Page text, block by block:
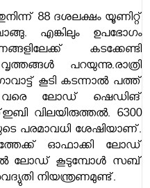
88 ദശലക്ഷം യൂണിറ്റ്
എങ്കിലും ഉപഭോഗം
കടക്കേണ്ടി
പറയുന്നു.രാത്രി
കൂടി കടന്നാൽ പത്ത്
വരെ ലോഡ് ഷെഡിങ്
വിലയിരുത്തൽ. 6300
പരമാവധി ശേഷിയാണ്.
ഓഫാക്കി ലോഡ്
ലോഡ് കൂടുമ്പോൾ സബ്
നിയന്ത്രണമുണ്ട്.